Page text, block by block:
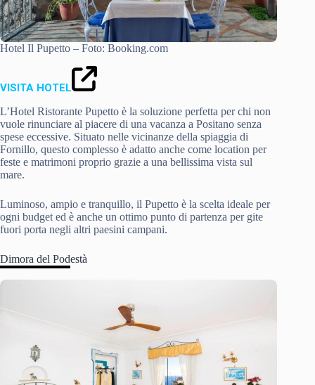
Hotel Il Pupetto – Foto: Booking.com
VISITA HOTEL
L’Hotel Ristorante Pupetto è la soluzione perfetta per chi non
vuole rinunciare al piacere di una vacanza a Positano senza
spese eccessive. Situato nelle vicinanze della spiaggia di
Fornillo, questo complesso è adatto anche come location per
feste e matrimoni proprio grazie a una bellissima vista sul
mare.
Luminoso, ampio e tranquillo, il Pupetto è la scelta ideale per
ogni budget ed è anche un ottimo punto di partenza per gite
fuori porta negli altri paesini campani.
Dimora del Podestà